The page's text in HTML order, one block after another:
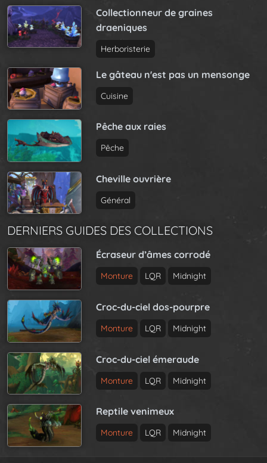
Collectionneur de graines
draeniques
Herboristerie
Le gâteau n'est pas un mensonge
Cuisine
Pêche aux raies
Pêche
Cheville ouvrière
Général
DERNIERS GUIDES DES COLLECTIONS
Écraseur d’âmes corrodé
Monture LQR Midnight
Croc-du-ciel dos-pourpre
Monture LQR Midnight
Croc-du-ciel émeraude
Monture LQR Midnight
Reptile venimeux
Monture LQR Midnight